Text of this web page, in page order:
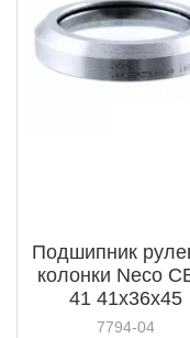
Подшипник
колонки Neco
41 41x36x45
(883181)
7794-04